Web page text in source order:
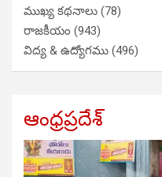
ముఖ్య కథనాలు (78)
రాజకీయం (943)
విద్య & ఉద్యోగము (496)
ఆంధ్రప్రదేశ్